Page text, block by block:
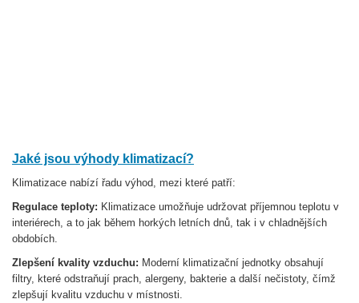
Jaké jsou výhody klimatizací?
Klimatizace nabízí řadu výhod, mezi které patří:
Regulace teploty: Klimatizace umožňuje udržovat příjemnou teplotu v
interiérech, a to jak během horkých letních dnů, tak i v chladnějších
obdobích.
Zlepšení kvality vzduchu: Moderní klimatizační jednotky obsahují
filtry, které odstraňují prach, alergeny, bakterie a další nečistoty, čímž
zlepšují kvalitu vzduchu v místnosti.